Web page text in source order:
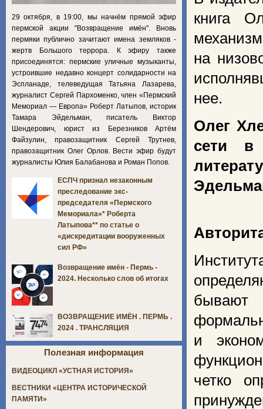
книга
на
нее.
Олег
сети
бывают
и
четко
29 октября, в 19:00, мы начнём прямой эфир
пермской акции "Возвращение имён". Вновь
пермяки публично зачитают имена земляков -
жертв Большого террора. К эфиру также
присоединятся: пермские уличные музыканты,
устроившие недавно концерт солидарности на
Эспланаде, телеведущая Татьяна Лазарева,
журналист Сергей Пархоменко, член «Пермский
Мемориал — Европа» Роберт Латыпов, историк
Тамара Эйдельман, писатель Виктор
Шендерович, юрист из Березников Артём
Файзулин, правозащитник Сергей Трутнев,
правозащитник Олег Орлов. Вести эфир будут
журналисты Юлия Балабанова и Роман Попов.
ЕСПЧ признал незаконным
преследование экс-
председателя «Пермского
Мемориала»* Роберта
Латыпова** по статье о
«дискредитации вооруженных
сил РФ»
Возвращение имён - Пермь -
2024. Несколько слов об итогах
ВОЗВРАЩЕНИЕ ИМЁН . ПЕРМЬ .
2024 . ТРАНСЛЯЦИЯ
Полезная информация
ВИДЕОЦИКЛ «УСТНАЯ ИСТОРИЯ»
ВЕСТНИКИ «ЦЕНТРА ИСТОРИЧЕСКОЙ
ПАМЯТИ»